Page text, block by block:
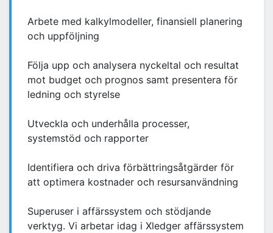
Arbete med kalkylmodeller, finansiell planering
och uppföljning
Följa upp och analysera nyckeltal och resultat
mot budget och prognos samt presentera för
ledning och styrelse
Utveckla och underhålla processer,
systemstöd och rapporter
Identifiera och driva förbättringsåtgärder för
att optimera kostnader och resursanvändning
Superuser i affärssystem och stödjande
verktyg. Vi arbetar idag i Xledger affärssystem